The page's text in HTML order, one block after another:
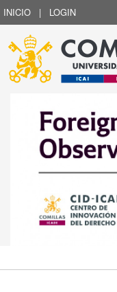
INICIO | LOGIN